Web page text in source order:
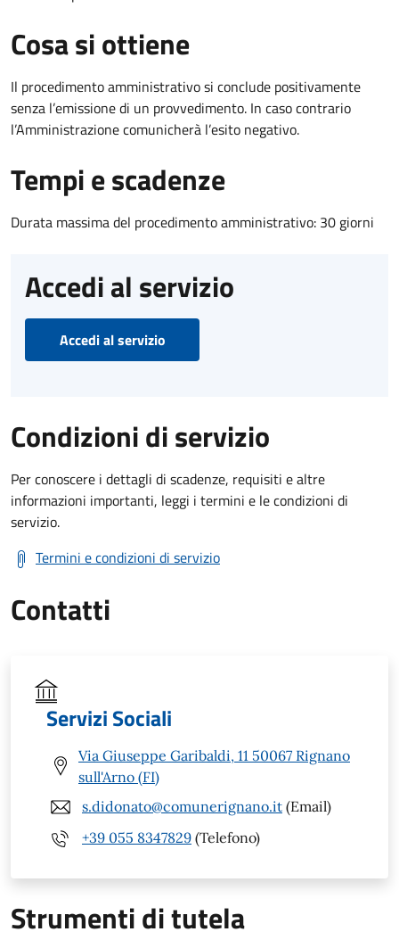
Cosa si ottiene
Il procedimento amministrativo si conclude positivamente
senza l’emissione di un provvedimento. In caso contrario
l’Amministrazione comunicherà l’esito negativo.
Tempi e scadenze
Durata massima del procedimento amministrativo: 30 giorni
Accedi al servizio
Accedi al servizio
Condizioni di servizio
Per conoscere i dettagli di scadenze, requisiti e altre
informazioni importanti, leggi i termini e le condizioni di
servizio.
Termini e condizioni di servizio
Contatti
Servizi Sociali
Via Giuseppe Garibaldi, 11 50067 Rignano
sull'Arno (FI)
s.didonato@comunerignano.it (Email)
+39 055 8347829 (Telefono)
Strumenti di tutela